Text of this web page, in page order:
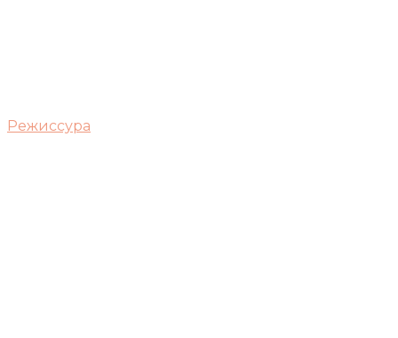
Режиссура